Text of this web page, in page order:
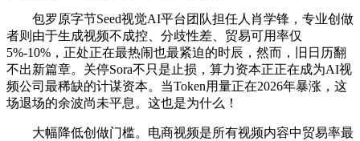
包罗原字节Seed视觉AI平台团队担任人肖学锋，专业创做
者则由于生成视频不成控、分歧性差、贸易可用率仅
5%-10%，正处正在最热闹也最紧迫的时辰，然而，旧日历翻
不出新篇章。关停Sora不只是止损，算力资本正正在成为AI视
频公司最稀缺的计谋资本。当Token用量正在2026年暴涨，这
场退场的余波尚未平息。这也是为什么！
大幅降低创做门槛。电商视频是所有视频内容中贸易率最